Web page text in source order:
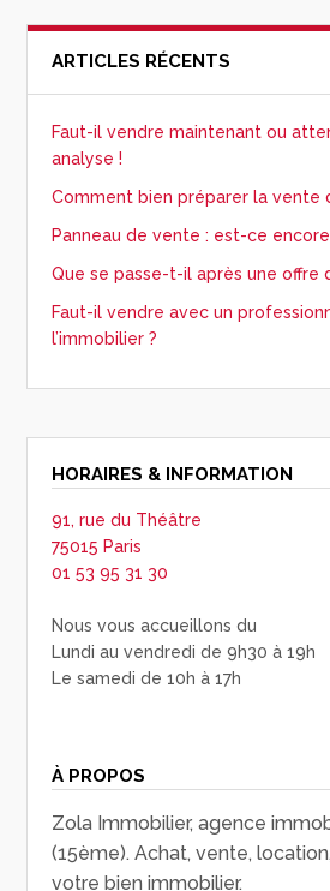
ARTICLES RÉCENTS
Faut-il vendre maintenant ou
analyse !
Comment bien préparer la vente
Panneau de vente : est-ce encore
Que se passe-t-il après une offre
Faut-il vendre avec un
l’immobilier ?
HORAIRES & INFORMATION
91, rue du Théâtre
75015 Paris
01 53 95 31 30
Nous vous accueillons du
Lundi au vendredi de 9h30 à 19h
Le samedi de 10h à 17h
À PROPOS
Zola Immobilier, agence
(15ème). Achat, vente,
votre bien immobilier.